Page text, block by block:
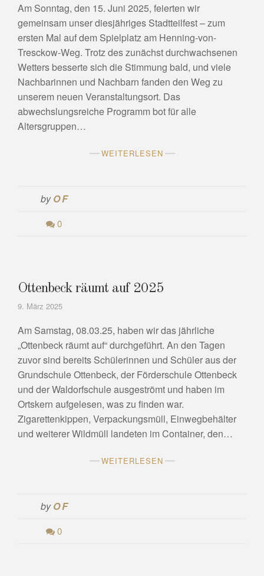
Am Sonntag, den 15. Juni 2025, feierten wir
gemeinsam unser diesjähriges Stadtteilfest – zum
ersten Mal auf dem Spielplatz am Henning-von-
Tresckow-Weg. Trotz des zunächst durchwachsenen
Wetters besserte sich die Stimmung bald, und viele
Nachbarinnen und Nachbarn fanden den Weg zu
unserem neuen Veranstaltungsort. Das
abwechslungsreiche Programm bot für alle
Altersgruppen…
WEITERLESEN
byOF
0
Ottenbeck räumt auf 2025
9. März 2025
Am Samstag, 08.03.25, haben wir das jährliche
„Ottenbeck räumt auf“ durchgeführt. An den Tagen
zuvor sind bereits Schülerinnen und Schüler aus der
Grundschule Ottenbeck, der Förderschule Ottenbeck
und der Waldorfschule ausgeströmt und haben im
Ortskern aufgelesen, was zu finden war.
Zigarettenkippen, Verpackungsmüll, Einwegbehälter
und weiterer Wildmüll landeten im Container, den…
WEITERLESEN
byOF
0